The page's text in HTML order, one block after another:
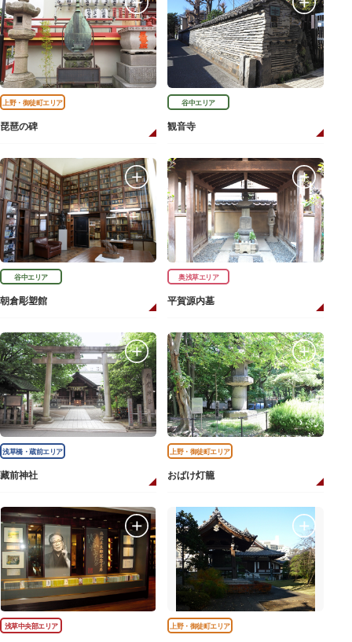
上野・御徒町エリア
琵琶の碑
谷中エリア
観音寺
谷中エリア
朝倉彫塑館
奥浅草エリア
平賀源内墓
浅草橋・蔵前エリア
藏前神社
上野・御徒町エリア
おばけ灯籠
浅草中央部エリア 上野・御徒町エリア